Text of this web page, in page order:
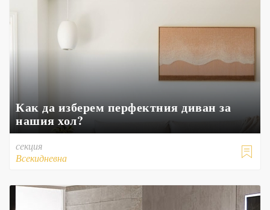
Как да изберем перфектния диван за
нашия хол?

секция
Всекидневна